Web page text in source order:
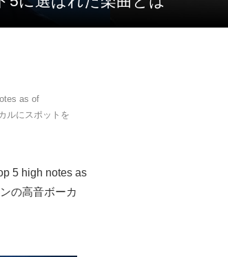
as of
ルにスポットを
5 high notes as
の高音ボーカ